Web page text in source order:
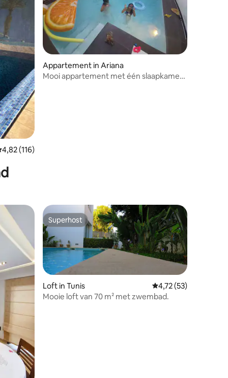
beoordeling van 4,82 uit 5, 116 recensies
4,82 (116)
Appartement in Ariana
Mooi appartement met één slaapkamer
Superhost
Superhost
Loft in Tunis Gemiddelde
4,72 (53)
Mooie loft van 70 m² met zwembad.